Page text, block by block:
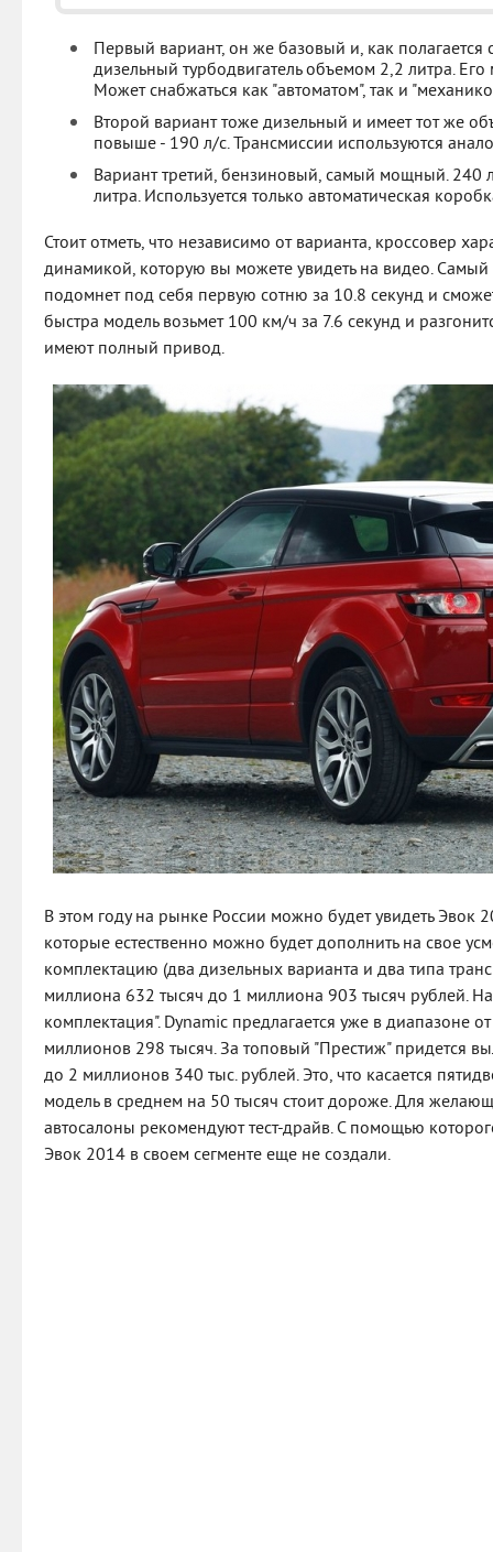
Первый вариант, он же базовый и, как
дизельный турбодвигатель объемом 2,2 литра. Его
Может снабжаться как "автоматом", так и
Второй вариант тоже дизельный и имеет тот же
повыше - 190 л/с. Трансмиссии используются
Вариант третий, бензиновый, самый мощный. 240
литра. Используется только автоматическая
Стоит отметь, что независимо от варианта, кроссовер
динамикой, которую вы можете увидеть на видео.
подомнет под себя первую сотню за 10.8 секунд и
быстра модель возьмет 100 км/ч за 7.6 секунд и
имеют полный привод.
В этом году на рынке России можно будет увидеть Эвок
которые естественно можно будет дополнить на свое
комплектацию (два дизельных варианта и два типа
миллиона 632 тысяч до 1 миллиона 903 тысяч рублей.
комплектация". Dynamic предлагается уже в диапазоне
миллионов 298 тысяч. За топовый "Престиж" придется
до 2 миллионов 340 тыс. рублей. Это, что касается
модель в среднем на 50 тысяч стоит дороже. Для
автосалоны рекомендуют тест-драйв. С помощью
Эвок 2014 в своем сегменте еще не создали.